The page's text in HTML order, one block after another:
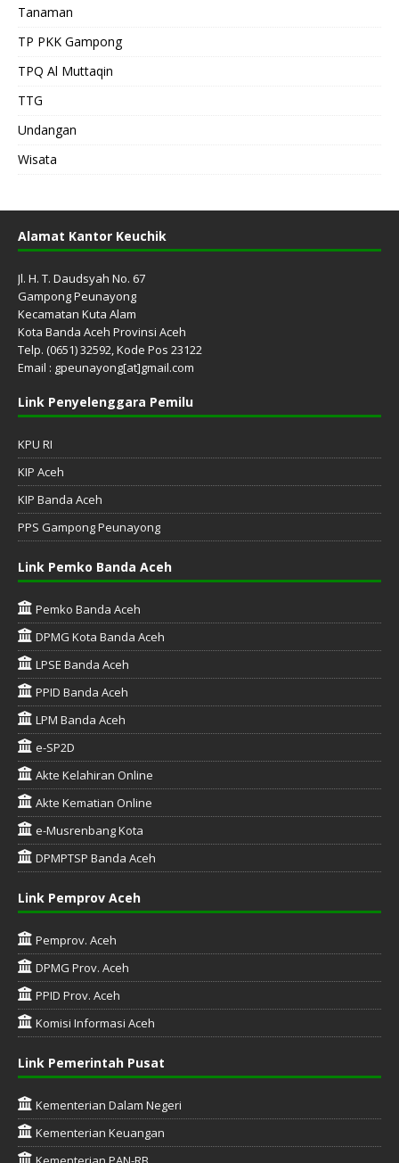
Tanaman
TP PKK Gampong
TPQ Al Muttaqin
TTG
Undangan
Wisata
Alamat Kantor Keuchik
Jl. H. T. Daudsyah No. 67
Gampong Peunayong
Kecamatan Kuta Alam
Kota Banda Aceh Provinsi Aceh
Telp. (0651) 32592, Kode Pos 23122
Email : gpeunayong[at]gmail.com
Link Penyelenggara Pemilu
KPU RI
KIP Aceh
KIP Banda Aceh
PPS Gampong Peunayong
Link Pemko Banda Aceh
Pemko Banda Aceh
DPMG Kota Banda Aceh
LPSE Banda Aceh
PPID Banda Aceh
LPM Banda Aceh
e-SP2D
Akte Kelahiran Online
Akte Kematian Online
e-Musrenbang Kota
DPMPTSP Banda Aceh
Link Pemprov Aceh
Pemprov. Aceh
DPMG Prov. Aceh
PPID Prov. Aceh
Komisi Informasi Aceh
Link Pemerintah Pusat
Kementerian Dalam Negeri
Kementerian Keuangan